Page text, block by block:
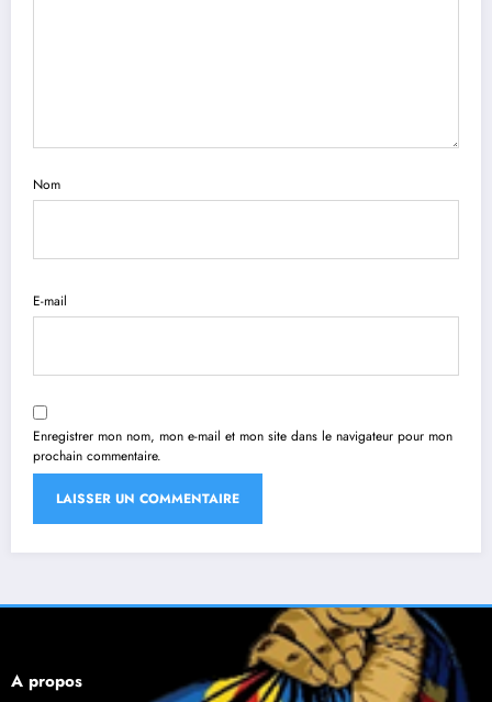
Nom
E-mail
Enregistrer mon nom, mon e-mail et mon site dans le navigateur pour mon
prochain commentaire.
À propos